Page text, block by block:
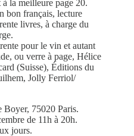
la meilleure page 20.
bon français, lecture
livres, à charge du
pour le vin et autant
ou verre à page, Hélice
(Suisse), Éditions du
Jolly Ferriol/
Boyer, 75020 Paris.
de 11h à 20h.
jours.